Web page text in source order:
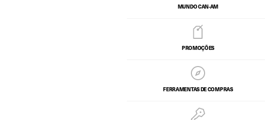
MUNDO CAN-AM
PROMOÇÕES
FERRAMENTAS DE COMPRAS